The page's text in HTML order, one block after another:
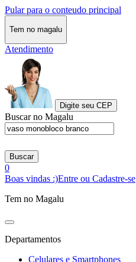
Pular para o conteudo principal
Tem no magalu
Atendimento
Digite seu CEP
Buscar no Magalu
Buscar
0
Boas vindas :)Entre ou Cadastre-se
Tem no Magalu
Departamentos
Celulares e Smartphones